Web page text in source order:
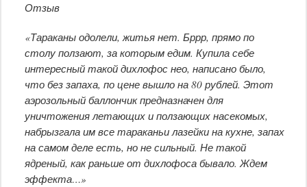
Отзыв
«Тараканы одолели, житья нет. Бррр, прямо по
столу ползают, за которым едим. Купила себе
интересный такой дихлофос нео, написано было,
что без запаха, по цене вышло на 80 рублей. Этот
аэрозольный баллончик предназначен для
уничтожения летающих и ползающих насекомых,
набрызгала им все тараканьи лазейки на кухне, запах
на самом деле есть, но не сильный. Не такой
ядреный, как раньше от дихлофоса бывало. Ждем
эффекта…»